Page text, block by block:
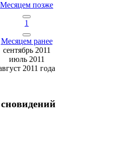
Месяцем позже
1
Месяцем ранее
сентябрь 2011
июль 2011
2011 года